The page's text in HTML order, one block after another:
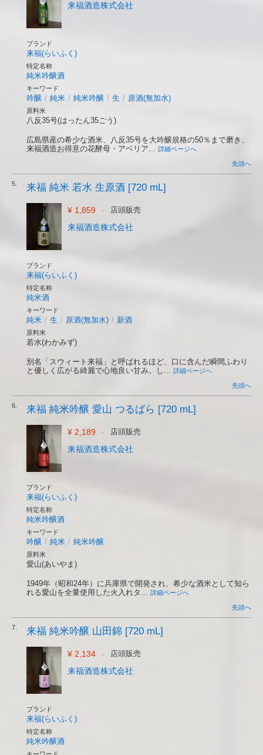
来福酒造株式会社
ブランド
来福(らいふく)
特定名称
純米吟醸酒
キーワード
吟醸 / 純米 / 純米吟醸 / 生 / 原酒(無加水)
原料米
八反35号(はったん35ごう)
広島県産の希少な酒米、八反35号を大吟醸規格の50％まで磨き、
来福酒造お得意の花酵母・アベリア... 詳細ページへ
先頭へ
5. 来福 純米 若水 生原酒 [720 mL]
¥ 1,859 - 店頭販売
来福酒造株式会社
ブランド
来福(らいふく)
特定名称
純米酒
キーワード
純米 / 生 / 原酒(無加水) / 新酒
原料米
若水(わかみず)
別名「スウィート来福」と呼ばれるほど、口に含んだ瞬間ふわり
と優しく広がる綺麗で心地良い甘み。し... 詳細ページへ
先頭へ
6. 来福 純米吟醸 愛山 つるばら [720 mL]
¥ 2,189 - 店頭販売
来福酒造株式会社
ブランド
来福(らいふく)
特定名称
純米吟醸酒
キーワード
吟醸 / 純米 / 純米吟醸
原料米
愛山(あいやま)
1949年（昭和24年）に兵庫県で開発され、希少な酒米として知ら
れる愛山を全量使用した火入れタ... 詳細ページへ
先頭へ
7. 来福 純米吟醸 山田錦 [720 mL]
¥ 2,134 - 店頭販売
来福酒造株式会社
ブランド
来福(らいふく)
特定名称
純米吟醸酒